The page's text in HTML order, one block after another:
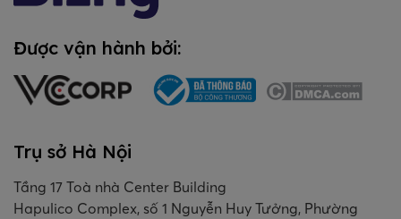
Được vận hành bởi:
Trụ sở Hà Nội
Tầng 17 Toà nhà Center Building
Hapulico Complex, số 1 Nguyễn Huy Tưởng, Phường